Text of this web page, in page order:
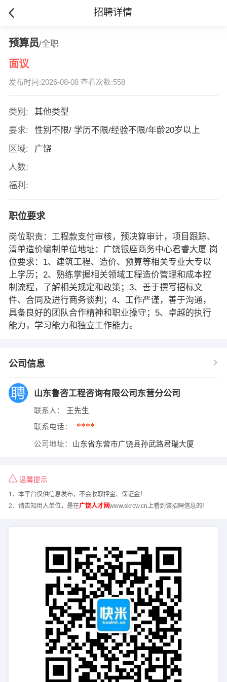
招聘详情
预算员/全职
面议
发布时间:2026-08-08 查看次数:558
类别:
其他类型
要求:
性别不限/ 学历不限/经验不限/年龄20岁以上
区域:
广饶
人数:
福利:
职位要求
岗位职责：工程款支付审核，预决算审计，项目跟踪、
清单造价编制单位地址：广饶银座商务中心君睿大厦 岗
位要求：1、建筑工程、造价、预算等相关专业大专以
上学历；2、熟练掌握相关领域工程造价管理和成本控
制流程，了解相关规定和政策；3、善于撰写招标文
件、合同及进行商务谈判；4、工作严谨，善于沟通，
具备良好的团队合作精神和职业操守；5、卓越的执行
能力，学习能力和独立工作能力。
公司信息
山东鲁咨工程咨询有限公司东营分公司
联系人： 王先生
联系电话： ****
公司地址： 山东省东营市广饶县孙武路君瑞大厦
温馨提示
1、本平台仅供信息发布，不会收取押金、保证金！
2、请告知用人单位，是在广饶人才网www.skrcw.cn上看到该招聘信息的！